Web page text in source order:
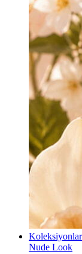
Koleksiyonlar
Nude Look